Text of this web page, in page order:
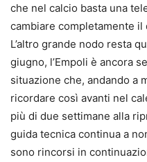
che nel calcio basta una
cambiare completamente
L’altro grande nodo resta
giugno, l’Empoli è ancora
situazione che, andando a
ricordare così avanti nel
più di due settimane alla
guida tecnica continua a
sono rincorsi in